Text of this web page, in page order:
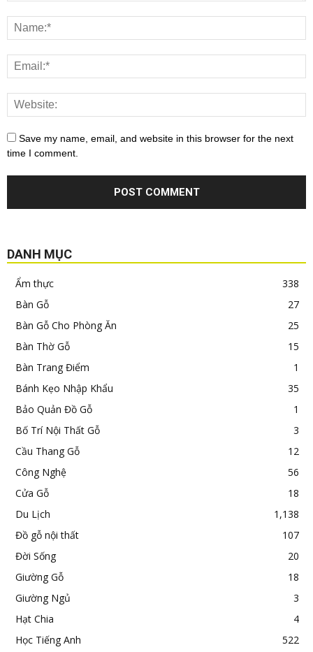
Save my name, email, and website in this browser for the next
time I comment.
DANH MỤC
Ẩm thực
338
Bàn Gỗ
27
Bàn Gỗ Cho Phòng Ăn
25
Bàn Thờ Gỗ
15
Bàn Trang Điểm
1
Bánh Kẹo Nhập Khẩu
35
Bảo Quản Đồ Gỗ
1
Bố Trí Nội Thất Gỗ
3
Cầu Thang Gỗ
12
Công Nghệ
56
Cửa Gỗ
18
Du Lịch
1,138
Đồ gỗ nội thất
107
Đời Sống
20
Giường Gỗ
18
Giường Ngủ
3
Hạt Chia
4
Học Tiếng Anh
522